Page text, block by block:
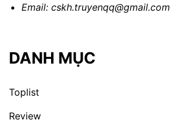
Email: cskh.truyenqq@gmail.com
DANH MỤC
Toplist
Review